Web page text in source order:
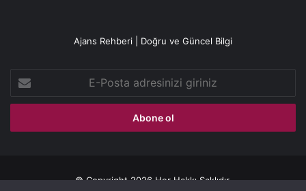
Ajans Rehberi | Doğru ve Güncel Bilgi
Posta
adresinizi
© Copyright 2026 Her Hakkı Saklıdır.